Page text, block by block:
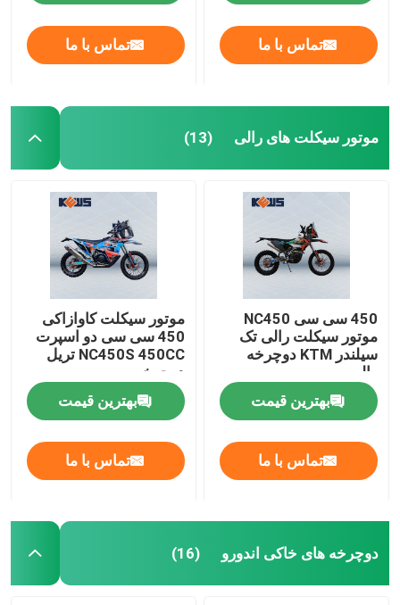
تماس با ما تماس با ما
موتور سیکلت های رالی (13)
450 سی سی NC450
موتور سیکلت رالی تک
سیلندر KTM دوچرخه
رالی
بهترین قیمت
تماس با ما
موتور سیکلت کاوازاکی
450 سی سی دو اسپرت
NC450S 450CC تریل
دوچرخه
بهترین قیمت
تماس با ما
دوچرخه های خاکی اندورو (16)